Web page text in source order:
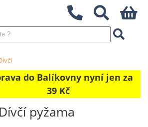
do Balíkovny nyní jen za
39 Kč
Dívčí pyžama